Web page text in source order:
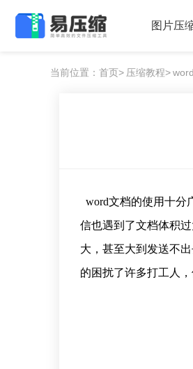
图片压
当前位置：首页> 压缩教程>
word文档的使用十分
信也遇到了文档体积
大，甚至大到发送不
的困扰了许多打工人